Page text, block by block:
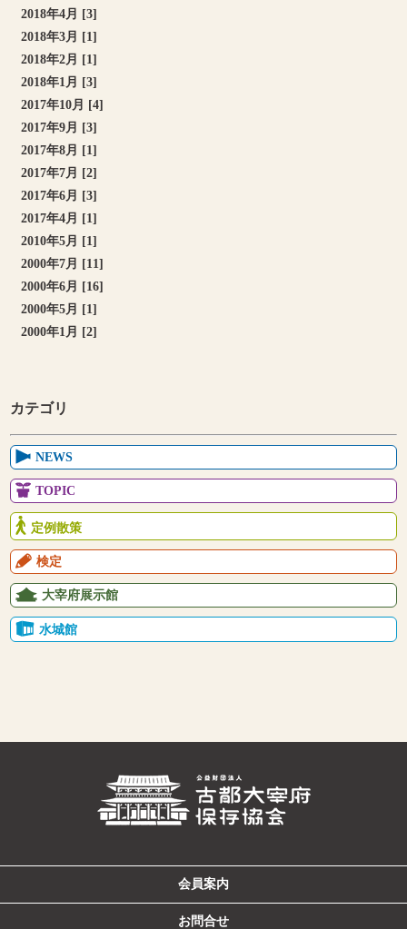
カテゴリ
NEWS
TOPIC
定例散策
検定
大宰府展示館
水城館
2018年4月 [3]
2018年3月 [1]
2018年2月 [1]
2018年1月 [3]
2017年10月 [4]
2017年9月 [3]
2017年8月 [1]
2017年7月 [2]
2017年6月 [3]
2017年4月 [1]
2010年5月 [1]
2000年7月 [11]
2000年6月 [16]
2000年5月 [1]
2000年1月 [2]
会員案内
お問合せ